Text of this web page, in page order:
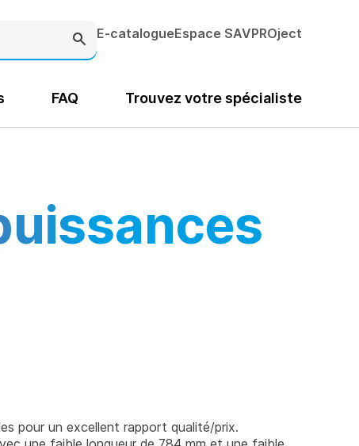
E-catalogueEspace SAVPROject
FAQ Trouvez votre spécialiste
pour un excellent rapport qualité/prix.